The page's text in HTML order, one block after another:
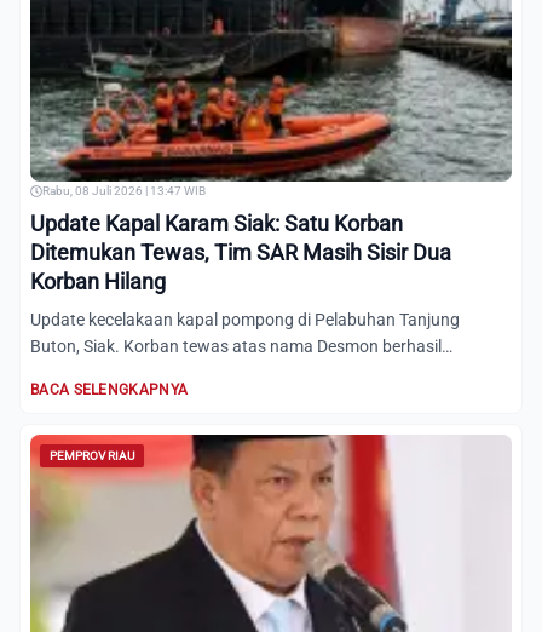
Rabu, 08 Juli 2026 | 13:47 WIB
Update Kapal Karam Siak: Satu Korban
Ditemukan Tewas, Tim SAR Masih Sisir Dua
Korban Hilang
Update kecelakaan kapal pompong di Pelabuhan Tanjung
Buton, Siak. Korban tewas atas nama Desmon berhasil
BACA SELENGKAPNYA
PEMPROV RIAU